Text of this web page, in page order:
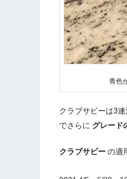
青色
クラブサビーは3
でさらに グレード
クラブサビー の適